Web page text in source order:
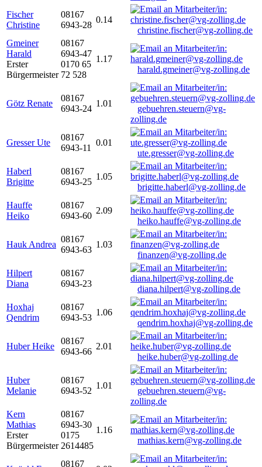
Fischer
Christine
08167
6943-28
0.14
christine.fischer@vg-zolling.de
Gmeiner
Harald
Erster
Bürgermeister
08167
6943-47
0170 65
72 528
1.17
harald.gmeiner@vg-zolling.de
Götz Renate
08167
6943-24
1.01
gebuehren.steuern@vg-
zolling.de
Gresser Ute
08167
6943-11
0.01
ute.gresser@vg-zolling.de
Haberl
Brigitte
08167
6943-25
1.05
brigitte.haberl@vg-zolling.de
Hauffe
Heiko
08167
6943-60
2.09
heiko.hauffe@vg-zolling.de
Hauk Andrea
08167
6943-63
1.03
finanzen@vg-zolling.de
Hilpert
Diana
08167
6943-23
diana.hilpert@vg-zolling.de
Hoxhaj
Qendrim
08167
6943-53
1.06
qendrim.hoxhaj@vg-zolling.de
Huber Heike
08167
6943-66
2.01
heike.huber@vg-zolling.de
Huber
Melanie
08167
6943-52
1.01
gebuehren.steuern@vg-
zolling.de
Kern
Mathias
Erster
Bürgermeister
08167
6943-30
0175
2614485
1.16
mathias.kern@vg-zolling.de
08167